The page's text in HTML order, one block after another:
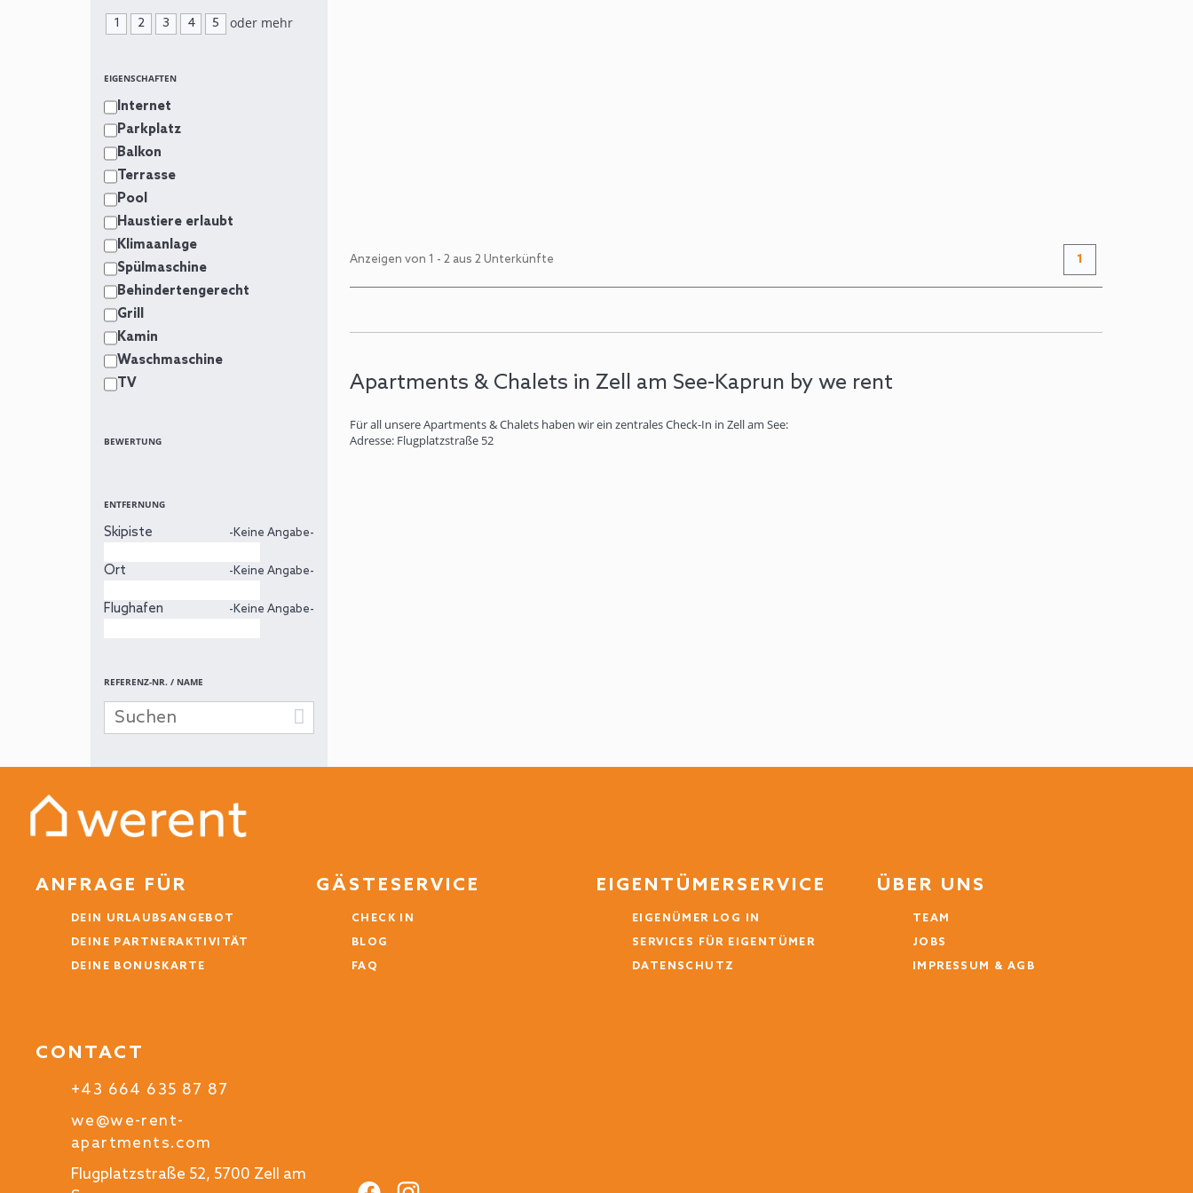
1 2 3 4 5 oder mehr
EIGENSCHAFTEN
Internet
Parkplatz
Balkon
Terrasse
Pool
Haustiere erlaubt
Klimaanlage
Spülmaschine
Behindertengerecht
Grill
Kamin
Waschmaschine
TV
BEWERTUNG
ENTFERNUNG
Skipiste -Keine Angabe-
Ort -Keine Angabe-
Flughafen -Keine Angabe-
REFERENZ-NR. / NAME
Anzeigen von 1 - 2 aus 2 Unterkünfte 1
Apartments & Chalets in Zell am See-Kaprun by we rent
Für all unsere Apartments & Chalets haben wir ein zentrales Check-In in Zell am See:
Adresse: Flugplatzstraße 52
ANFRAGE FÜR
DEIN URLAUBSANGEBOT
DEINE PARTNERAKTIVITÄT
DEINE BONUSKARTE
GÄSTESERVICE
CHECK IN
BLOG
FAQ
EIGENTÜMERSERVICE
EIGENÜMER LOG IN
SERVICES FÜR EIGENTÜMER
DATENSCHUTZ
ÜBER UNS
TEAM
JOBS
IMPRESSUM & AGB
CONTACT
+43 664 635 87 87
we@we-rent-
apartments.com
Flugplatzstraße 52, 5700 Zell am